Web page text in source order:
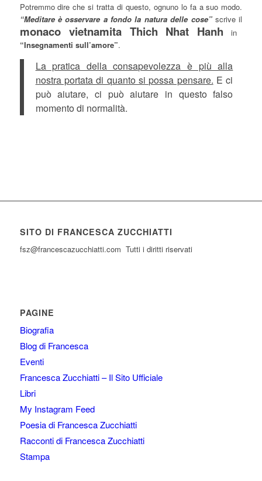
Potremmo dire che si tratta di questo, ognuno lo fa a suo modo.
“Meditare è osservare a fondo la natura delle cose”scrive il
monaco vietnamita Thich Nhat Hanh in
“Insegnamenti sull’amore”.
La pratica della consapevolezza è più alla
nostra portata di quanto si possa pensare. E ci
può aiutare, ci può aiutare in questo falso
momento di normalità.
SITO DI FRANCESCA ZUCCHIATTI
fsz@francescazucchiatti.com Tutti i diritti riservati
PAGINE
Biografia
Blog di Francesca
Eventi
Francesca Zucchiatti – Il Sito Ufficiale
Libri
My Instagram Feed
Poesia di Francesca Zucchiatti
Racconti di Francesca Zucchiatti
Stampa